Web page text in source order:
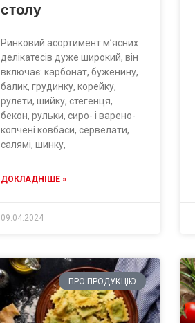
столу
Ринковий асортимент м’ясних
делікатесів дуже широкий, він
включає: карбонат, буженину,
балик, грудинку, корейку,
рулети, шийку, стегенця,
бекон, рульки, сиро- і варено-
копчені ковбаси, сервелати,
салямі, шинку,
ДОКЛАДНІШЕ »
09.04.2024
ПРО ПРОДУКЦІЮ